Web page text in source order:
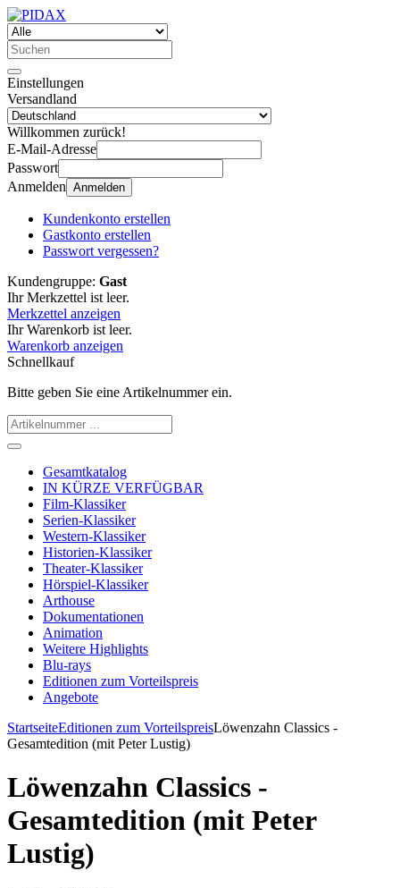
Einstellungen
Versandland
Willkommen zurück!
E-Mail-Adresse
Passwort
Anmelden Anmelden
Kundenkonto erstellen
Gastkonto erstellen
Passwort vergessen?
Kundengruppe: Gast
Ihr Merkzettel ist leer.
Merkzettel anzeigen
Ihr Warenkorb ist leer.
Warenkorb anzeigen
Schnellkauf
Bitte geben Sie eine Artikelnummer ein.
Gesamtkatalog
IN KÜRZE VERFÜGBAR
Film-Klassiker
Serien-Klassiker
Western-Klassiker
Historien-Klassiker
Theater-Klassiker
Hörspiel-Klassiker
Arthouse
Dokumentationen
Animation
Weitere Highlights
Blu-rays
Editionen zum Vorteilspreis
Angebote
StartseiteEditionen zum VorteilspreisLöwenzahn Classics -
Gesamtedition (mit Peter Lustig)
Löwenzahn Classics -
Gesamtedition (mit Peter
Lustig)